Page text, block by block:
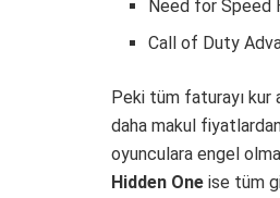
Need for Speed
Call of Duty
Peki tüm faturayı kur
daha makul
oyunculara engel
Hidden One ise tüm